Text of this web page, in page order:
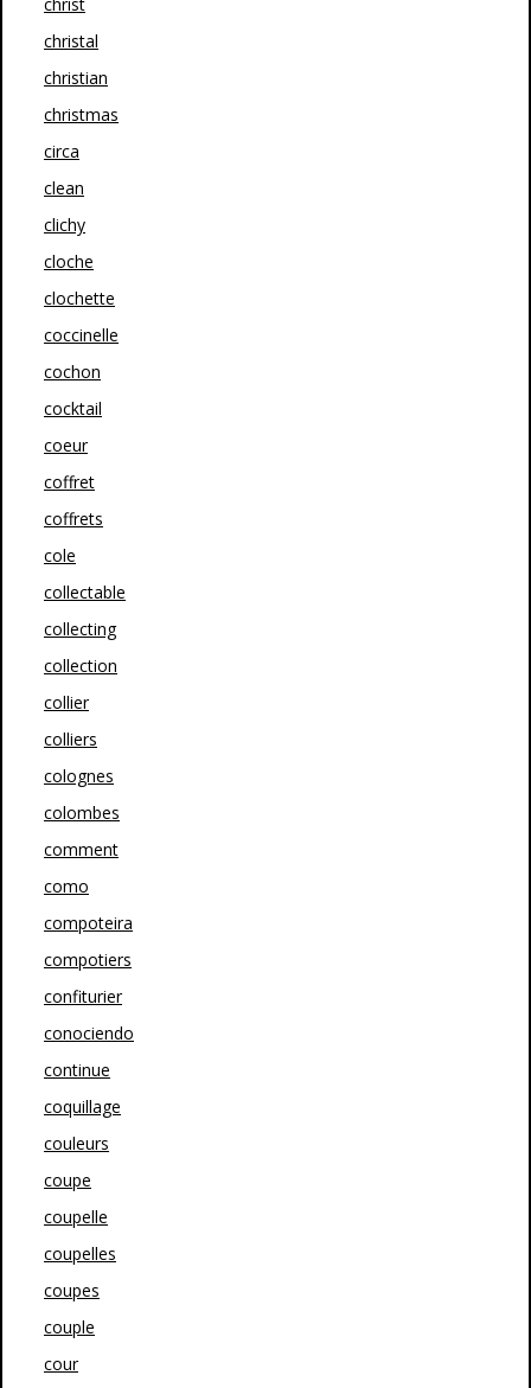
christal
christian
christmas
circa
clean
clichy
cloche
clochette
coccinelle
cochon
cocktail
coeur
coffret
coffrets
cole
collectable
collecting
collection
collier
colliers
colognes
colombes
comment
como
compoteira
compotiers
confiturier
conociendo
continue
coquillage
couleurs
coupe
coupelle
coupelles
coupes
couple
cour